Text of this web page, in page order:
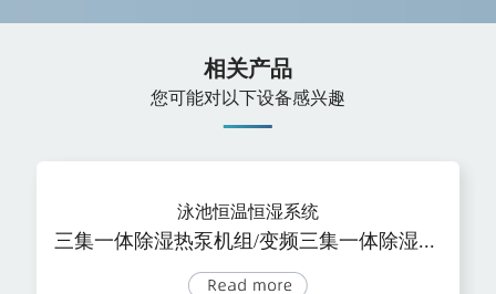
相关产品
您可能对以下设备感兴趣
泳池恒温恒湿系统
三集一体除湿热泵机组/变频三集一体除湿热泵机组